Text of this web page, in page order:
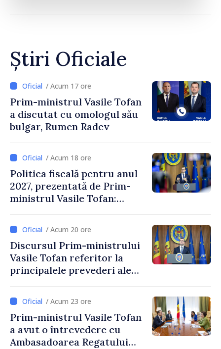
Știri Oficiale
/ Acum 17 ore
Prim-ministrul Vasile Tofan
a discutat cu omologul său
bulgar, Rumen Radev
/ Acum 18 ore
Politica fiscală pentru anul
2027, prezentată de Prim-
ministrul Vasile Tofan:
stimularea investițiilor și o
taxare mai echitabilă
/ Acum 20 ore
Discursul Prim-ministrului
Vasile Tofan referitor la
principalele prevederi ale
2027
/ Acum 23 ore
Prim-ministrul Vasile Tofan
a avut o întrevedere cu
Ambasadoarea Regatului